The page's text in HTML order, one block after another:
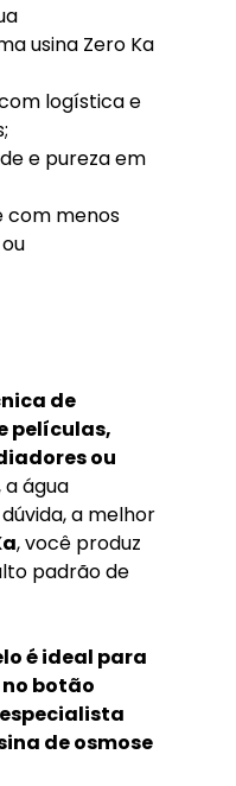
usina Zero Ka
logística e
e pureza em
com menos
de
películas,
ou
a água
a melhor
, você produz
padrão de
é ideal para
no botão
de osmose